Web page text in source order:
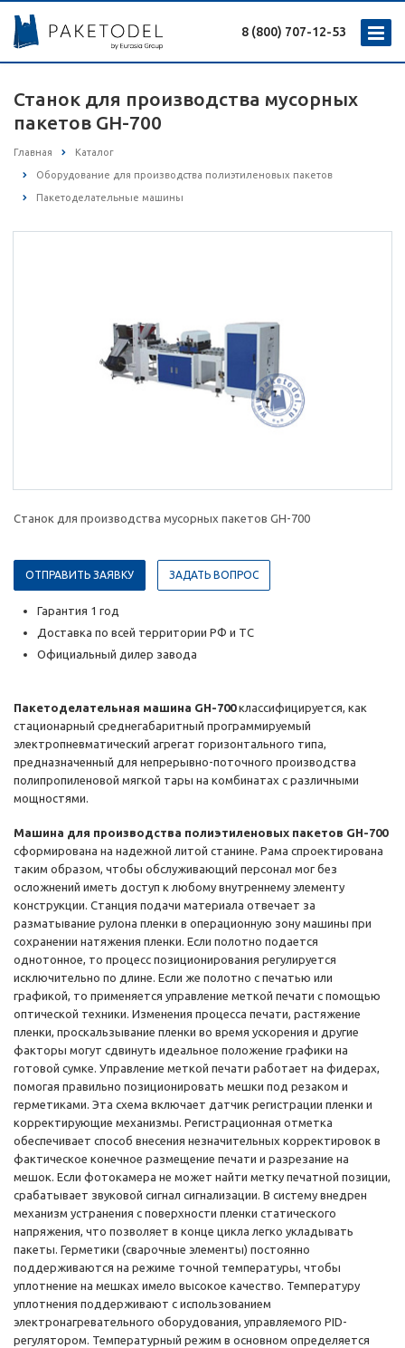
8 (800) 707-12-53
Станок для производства мусорных
пакетов GH-700
Главная Каталог
Оборудование для производства полиэтиленовых пакетов
Пакетоделательные машины
Станок для производства мусорных пакетов GH-700
ОТПРАВИТЬ ЗАЯВКУ ЗАДАТЬ ВОПРОС
Гарантия 1 год
Доставка по всей территории РФ и ТС
Официальный дилер завода
Пакетоделательная машина GH-700классифицируется, как
стационарный среднегабаритный программируемый
электропневматический агрегат горизонтального типа,
предназначенный для непрерывно-поточного производства
полипропиленовой мягкой тары на комбинатах с различными
мощностями.
Машина для производства полиэтиленовых пакетов GH-700
сформирована на надежной литой станине. Рама спроектирована
таким образом, чтобы обслуживающий персонал мог без
осложнений иметь доступ к любому внутреннему элементу
конструкции. Станция подачи материала отвечает за
разматывание рулона пленки в операционную зону машины при
сохранении натяжения пленки. Если полотно подается
однотонное, то процесс позиционирования регулируется
исключительно по длине. Если же полотно с печатью или
графикой, то применяется управление меткой печати с помощью
оптической техники. Изменения процесса печати, растяжение
пленки, проскальзывание пленки во время ускорения и другие
факторы могут сдвинуть идеальное положение графики на
готовой сумке. Управление меткой печати работает на фидерах,
помогая правильно позиционировать мешки под резаком и
герметиками. Эта схема включает датчик регистрации пленки и
корректирующие механизмы. Регистрационная отметка
обеспечивает способ внесения незначительных корректировок в
фактическое конечное размещение печати и разрезание на
мешок. Если фотокамера не может найти метку печатной позиции,
срабатывает звуковой сигнал сигнализации. В систему внедрен
механизм устранения с поверхности пленки статического
напряжения, что позволяет в конце цикла легко укладывать
пакеты. Герметики (сварочные элементы) постоянно
поддерживаются на режиме точной температуры, чтобы
уплотнение на мешках имело высокое качество. Температуру
уплотнения поддерживают с использованием
электронагревательного оборудования, управляемого PID-
регулятором. Температурный режим в основном определяется